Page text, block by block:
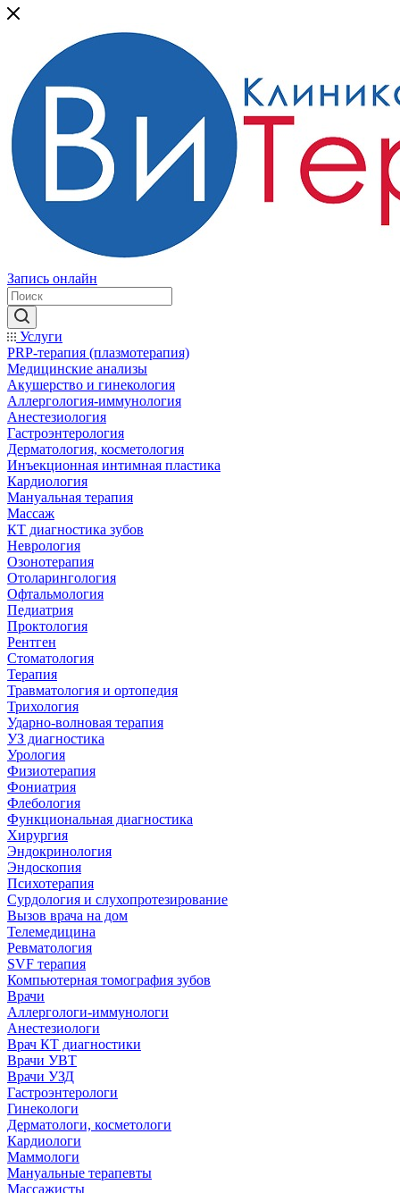
Запись онлайн
Услуги
PRP-терапия (плазмотерапия)
Медицинские анализы
Акушерство и гинекология
Аллергология-иммунология
Анестезиология
Гастроэнтерология
Дерматология, косметология
Инъекционная интимная пластика
Кардиология
Мануальная терапия
Массаж
КТ диагностика зубов
Неврология
Озонотерапия
Отоларингология
Офтальмология
Педиатрия
Проктология
Рентген
Стоматология
Терапия
Травматология и ортопедия
Трихология
Ударно-волновая терапия
УЗ диагностика
Урология
Физиотерапия
Фониатрия
Флебология
Функциональная диагностика
Хирургия
Эндокринология
Эндоскопия
Психотерапия
Сурдология и слухопротезирование
Вызов врача на дом
Телемедицина
Ревматология
SVF терапия
Компьютерная томография зубов
Врачи
Аллергологи-иммунологи
Анестезиологи
Врач КТ диагностики
Врачи УВТ
Врачи УЗД
Гастроэнтерологи
Гинекологи
Дерматологи, косметологи
Кардиологи
Маммологи
Мануальные терапевты
Массажисты